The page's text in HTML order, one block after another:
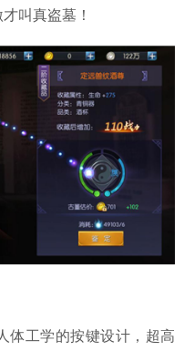
叫真盗墓！
体工学的按键设计，超高